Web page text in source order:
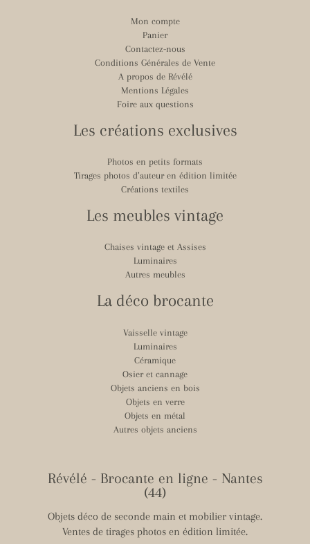
Mon compte
Panier
Contactez-nous
Conditions Générales de Vente
A propos de Révélé
Mentions Légales
Foire aux questions
Les créations exclusives
Photos en petits formats
Tirages photos d’auteur en édition limitée
Créations textiles
Les meubles vintage
Chaises vintage et Assises
Luminaires
Autres meubles
La déco brocante
Vaisselle vintage
Luminaires
Céramique
Osier et cannage
Objets anciens en bois
Objets en verre
Objets en métal
Autres objets anciens
Révélé - Brocante en ligne - Nantes
(44)
Objets déco de seconde main et mobilier vintage.
Ventes de tirages photos en édition limitée.